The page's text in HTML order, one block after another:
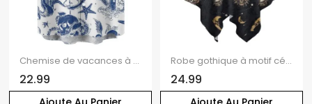
Chemise de vacances à manches courtes et boutons pour homme, motif ancre, étoile de mer, poulpe, vie marine
22.99
Robe gothique à motif céleste, soleil, lune, étoiles, crânes, bretelles en O, ourlet asymétrique, taille haute, col en V, robe de vacances mi-longue
24.99